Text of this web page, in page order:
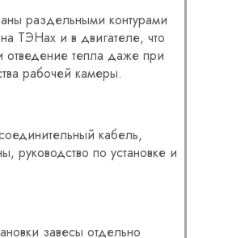
раздельными контурами
ТЭНах и в двигателе, что
отведение тепла даже при
рабочей камеры.
кабель,
руководство по установке и
завесы отдельно